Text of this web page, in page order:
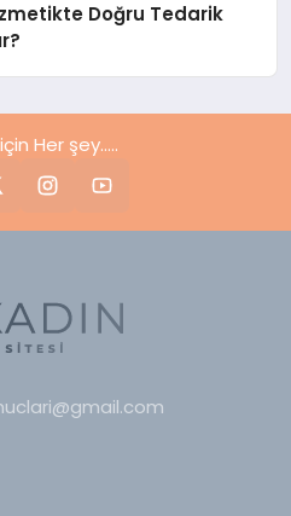
Doğru Tedarik
Her şey.....